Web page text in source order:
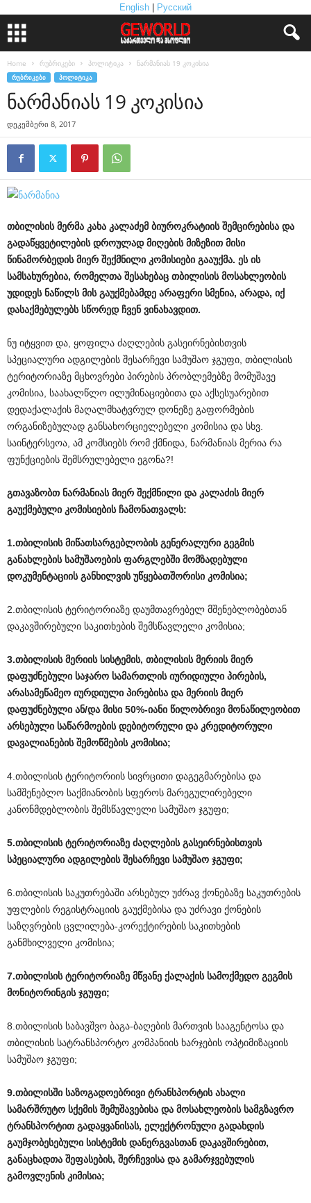
English Русский
Home რუბრიკები პოლიტიკა ნარმანიას 19 კოკისია
ᲠᲣᲑᲠᲘᲙᲔᲑᲘ ᲞᲝᲚᲘᲢᲘᲙᲐ
ნარმანიას 19 კოკისია
დეკემბერი 8, 2017
თბილისის მერმა კახა კალაძემ ბიუროკრატიის შემცირებისა და
გადაწყვეტილების დროულად მიღების მიზეზით მისი
წინამორბედის მიერ შექმნილი კომისიები გააუქმა. ეს ის
სამსახურებია, რომელთა შესახებაც თბილისის მოსახლეობის
უდიდეს ნაწილს მის გაუქმებამდე არაფერი სმენია, არადა, იქ
დასაქმებულებს სწორედ ჩვენ ვინახავდით.
ნუ იტყვით და, ყოფილა ძაღლების გასეირნებისთვის
სპეციალური ადგილების შესარჩევი სამუშაო ჯგუფი, თბილისის
ტერიტორიაზე მცხოვრები პირების პრობლემებზე მომუშავე
კომისია, საახალწლო ილუმინაციებითა და აქსესუარებით
დედაქალაქის მაღალმხატვრულ დონეზე გაფორმების
ორგანიზებულად განსახორციელებელი კომისია და სხვ.
საინტერსეოა, ამ კომსიებს რომ ქმნიდა, ნარმანიას მერია რა
ფუნქციების შემსრულებელი ეგონა?!
გთავაზობთ ნარმანიას მიერ შექმნილი და კალაძის მიერ
გაუქმებული კომისიების ჩამონათვალს:
1.თბილისის მიწათსარგებლობის გენერალური გეგმის
განახლების სამუშაოების ფარგლებში მომზადებული
დოკუმენტაციის განხილვის უწყებათშორისი კომისია;
2.თბილისის ტერიტორიაზე დაუმთავრებელ მშენებლობებთან
დაკავშირებული საკითხების შემსწავლელი კომისია;
3.თბილისის მერიის სისტემის, თბილისის მერიის მიერ
დაფუძნებული საჯარო სამართლის იურიდიული პირების,
არასამეწამეო იურდიული პირებისა და მერიის მიერ
დაფუძნებული ან/და მისი 50%-იანი წილობრივი მონაწილეობით
არსებული საწარმოების დებიტორული და კრედიტორული
დავალიანების შემოწმების კომისია;
4.თბილისის ტერიტორიის სივრცითი დაგეგმარებისა და
სამშენებლო საქმიანობის სფეროს მარეგულირებელი
კანონმდებლობის შემსწავლელი სამუშაო ჯგუფი;
5.თბილისის ტერიტორიაზე ძაღლების გასეირნებისთვის
სპეციალური ადგილების შესარჩევი სამუშაო ჯგუფი;
6.თბილისის საკუთრებაში არსებულ უძრავ ქონებაზე საკუთრების
უფლების რეგისტრაციის გაუქმებისა და უძრავი ქონების
საზღვრების ცვლილება-კორექტირების საკითხების
განმხილველი კომისია;
7.თბილისის ტერიტორიაზე მწვანე ქალაქის სამოქმედო გეგმის
მონიტორინგის ჯგუფი;
8.თბილისის საბავშვო ბაგა-ბაღების მართვის სააგენტოსა და
თბილისის სატრანსპორტო კომპანიის ხარჯების ოპტიმიზაციის
სამუშაო ჯგუფი;
9.თბილისში საზოგადოებრივი ტრანსპორტის ახალი
სამარშრუტო სქემის შემუშავებისა და მოსახლეობის სამგზავრო
ტრანსპორტით გადაყვანისას, ელექტრონული გადახდის
გაუმჯობესებული სისტემის დანერგვასთან დაკავშირებით,
განაცხადთა შეფასების, შერჩევისა და გამარჯვებულის
გამოვლენის კიმისია;